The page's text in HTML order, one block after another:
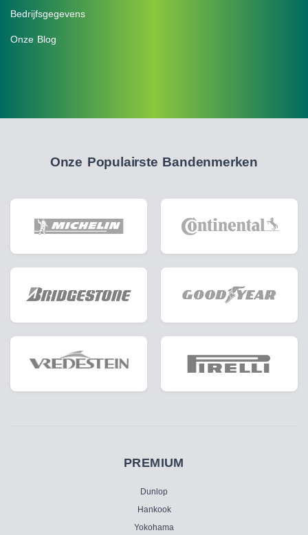
Bedrijfsgegevens
Onze Blog
Onze Populairste Bandenmerken
PREMIUM
Dunlop
Hankook
Yokohama